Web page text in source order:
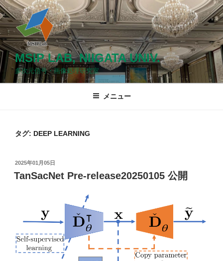
コ
ン
テ
ン
ツ
へ
ス
MSIP LAB, NIIGATA UNIV.
多次元信号・画像処理研究室
メニュー
タグ: DEEP LEARNING
投
稿
日:
2025年01月05日
TanSacNet Pre-release20250105 公開